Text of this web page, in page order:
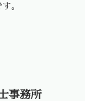
。
事務所